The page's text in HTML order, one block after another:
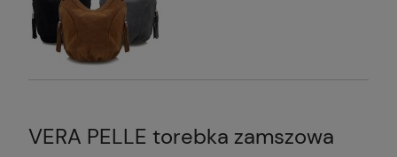
VERA PELLE torebka zamszowa